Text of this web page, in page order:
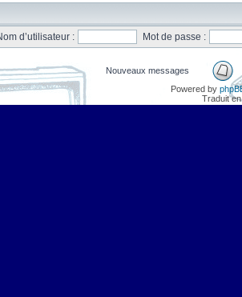
d’utilisateur :
Mot de passe :
Nouveaux messages
Powered by
Traduit